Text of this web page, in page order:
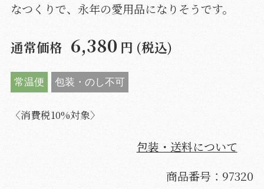
なつくりで、永年の愛用品になりそうです。
通常価格 6,380 円 (税込)
常温便 包装・のし不可
〈消費税10%対象〉
包装・送料について
商品番号：97320